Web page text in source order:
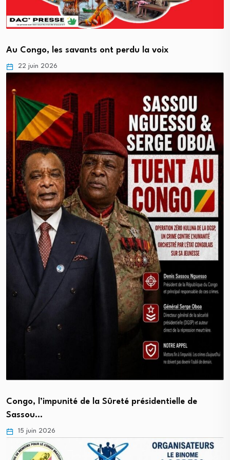
Au Congo, les savants ont perdu la voix
22 juin 2026
Congo, l’impunité de la Sûreté présidentielle de
Sassou…
15 juin 2026